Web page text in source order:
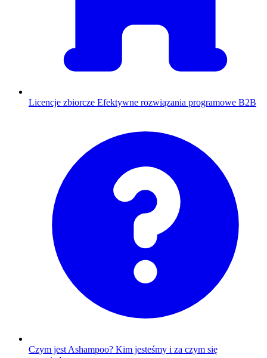
Licencje zbiorcze Efektywne rozwiązania programowe B2B
Czym jest Ashampoo? Kim jesteśmy i za czym się